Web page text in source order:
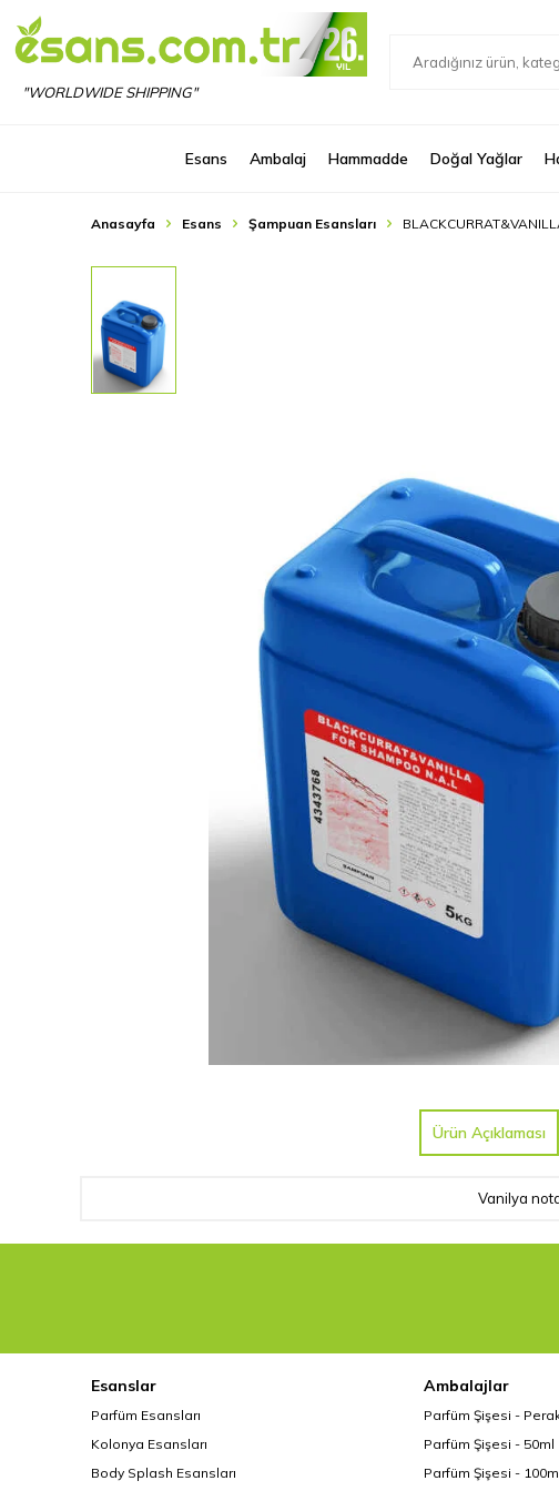
"WORLDWIDE SHIPPING"
Esans Ambalaj Hammadde Doğal Yağlar
Anasayfa Esans Şampuan Esansları
Ürün Açıklaması
Vanilya
Esanslar
Parfüm Esansları
Kolonya Esansları
Body Splash Esansları
Ambalajlar
Parfüm Şişesi -
Parfüm Şişesi - 50ml
Parfüm Şişesi -